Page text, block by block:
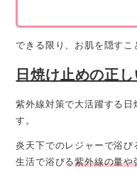
できる限り、お肌を隠す
日焼け止めの正
紫外線対策で大活躍する日
す。
炎天下でのレジャーで浴
生活で浴びる紫外線の量や